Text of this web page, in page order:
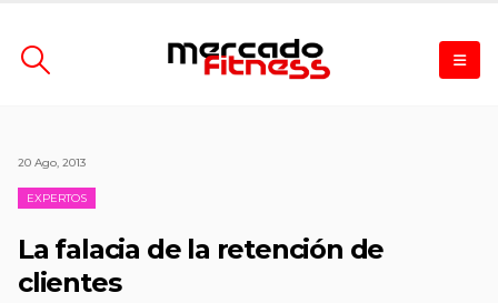
20 Ago, 2013
EXPERTOS
La falacia de la retención de
clientes